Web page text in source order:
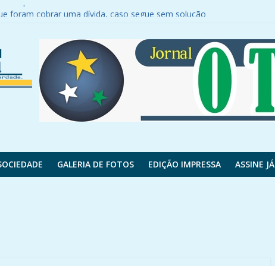
Sicredi para agenda de relacionament
com o Inter; entenda
100 km/h em parte do Paraná; veja onde e a previsão do tempo
GALERIA DE FOTOS EDIÇÃO IMPRESSA ASSINE JÁ